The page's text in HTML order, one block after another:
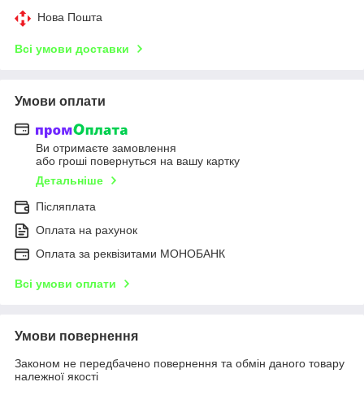
Нова Пошта
Всі умови доставки
Умови оплати
Ви отримаєте замовлення
або гроші повернуться на вашу картку
Детальніше
Післяплата
Оплата на рахунок
Оплата за реквізитами МОНОБАНК
Всі умови оплати
Умови повернення
Законом не передбачено повернення та обмін даного товару
належної якості